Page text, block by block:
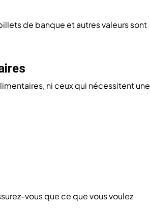
de banque et autres valeurs sont
ni ceux qui nécessitent une
vous que ce que vous voulez